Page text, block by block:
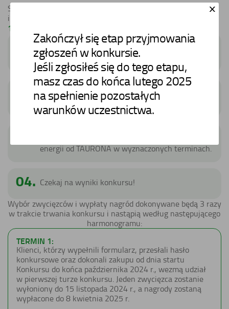
x
Zakończył się etap przyjmowania
zgłoszeń w konkursie.
Jeśli zgłosiłeś się do tego etapu,
masz czas do końca lutego 2025
na spełnienie pozostałych
warunków uczestnictwa.
Sprawdź naszą ofertę na fotowoltaikę z magazynem energii
i wymyśl hasło promujące te produkty. Masz szansę wygrać
10 000 zł!
01.
Wypełnij formularz dla fotowoltaiki z magazynem
energii.
02. W formularzu zgłoś chęć wzięcia udziału
w konkursie i wpisz swoje hasło konkursowe.
energii od TAURONA w wyznaczonych terminach.
04. Czekaj na wyniki konkursu!
Wybór zwycięzców i wypłaty nagród dokonywane będą 3 razy
w trakcie trwania konkursu i nastąpią według następującego
harmonogramu:
TERMIN 1:
Klienci, którzy wypełnili formularz, przesłali hasło
konkursowe oraz dokonali zakupu od dnia startu
Konkursu do końca października 2024 r., wezmą udział
w pierwszej turze konkursu. Jeden zwycięzca zostanie
wyłoniony do 15 listopada 2024 r., a nagrody zostaną
wypłacone do 8 kwietnia 2025 r.